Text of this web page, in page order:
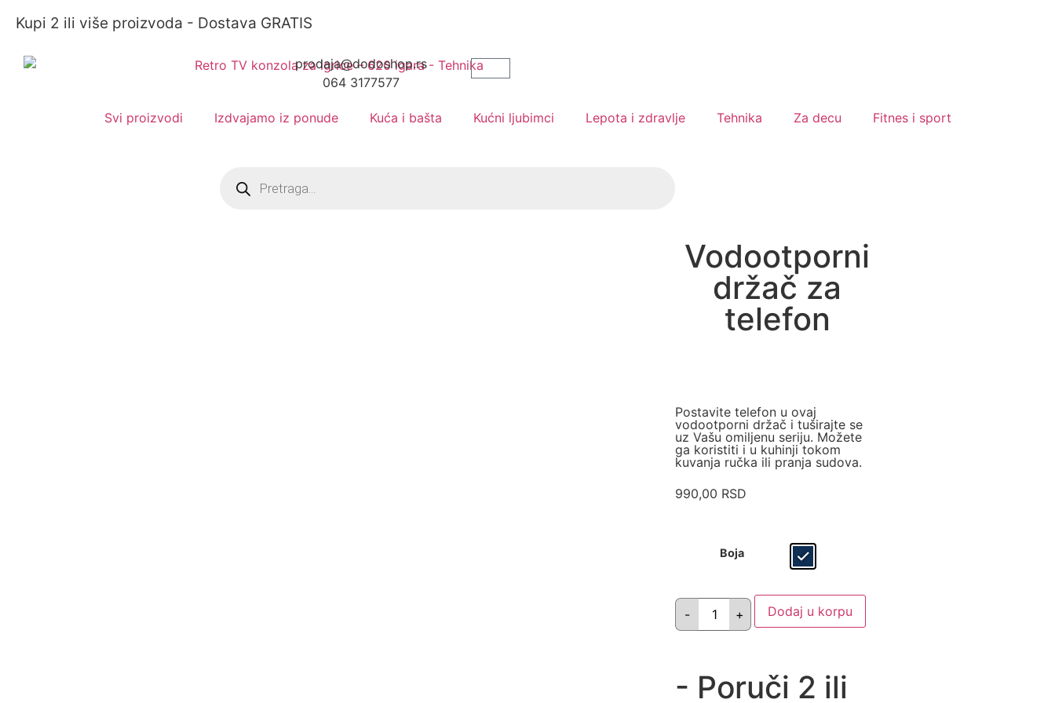
Kupi 2 ili više proizvoda - Dostava GRATIS
prodaja@dodoshop.rs
064 3177577
Svi proizvodi Izdvajamo iz ponude Kuća i bašta Kućni ljubimci Lepota i zdravlje Tehnika Za decu Fitnes i sport
Vodootporni
držač za
telefon
Postavite telefon u ovaj
vodootporni držač i tuširajte se
uz Vašu omiljenu seriju. Možete
ga koristiti i u kuhinji tokom
kuvanja ručka ili pranja sudova.
990,00 RSD
Boja
Dodaj u korpu
- Poruči 2 ili